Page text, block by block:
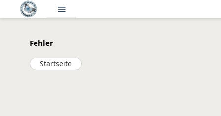
menu
Fehler
Startseite